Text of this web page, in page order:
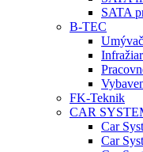
SATA
B-TEC
FK-Teknik
CAR
Car
Car